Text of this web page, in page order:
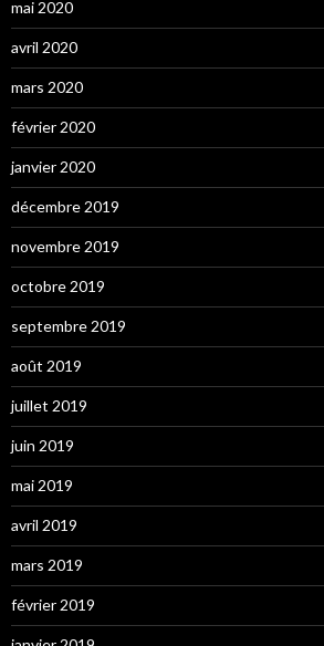
mai 2020
avril 2020
mars 2020
février 2020
janvier 2020
décembre 2019
novembre 2019
octobre 2019
septembre 2019
août 2019
juillet 2019
juin 2019
mai 2019
avril 2019
mars 2019
février 2019